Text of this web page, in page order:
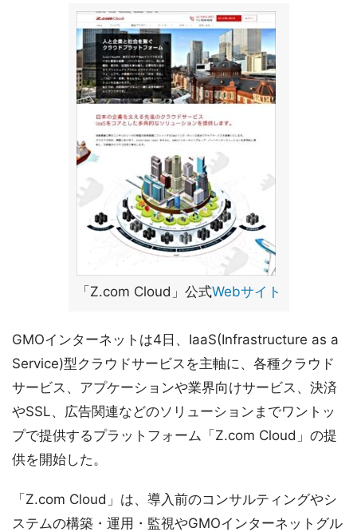
「Z.com Cloud」公式Webサイト
GMOインターネットは4日、IaaS(Infrastructure as a
Service)型クラウドサービスを主軸に、各種クラウド
サービス、アプケーションや業界向けサービス、決済
やSSL、広告関連などのソリューションまでワントッ
プで提供するプラットフォーム「Z.com Cloud」の提
供を開始した。
「Z.com Cloud」は、導入前のコンサルティングやシ
ステムの構築・運用・監視やGMOインターネットグル